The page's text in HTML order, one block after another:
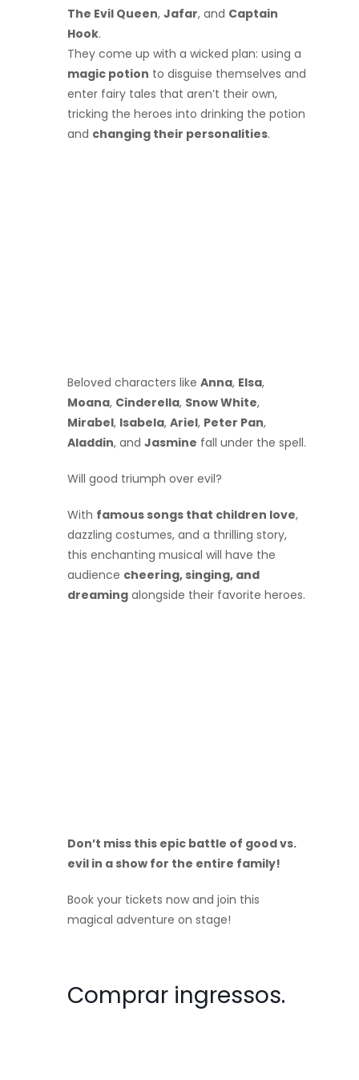
The Evil Queen, Jafar, and Captain
Hook.
They come up with a wicked plan: using a
magic potion to disguise themselves and
enter fairy tales that aren’t their own,
tricking the heroes into drinking the potion
and changing their personalities.
Beloved characters like Anna, Elsa,
Moana, Cinderella, Snow White,
Mirabel, Isabela, Ariel, Peter Pan,
Aladdin, and Jasmine fall under the spell.
Will good triumph over evil?
With famous songs that children love,
dazzling costumes, and a thrilling story,
this enchanting musical will have the
audience cheering, singing, and
dreaming alongside their favorite heroes.
Don’t miss this epic battle of good vs.
evil in a show for the entire family!
Book your tickets now and join this
magical adventure on stage!
Comprar ingressos.